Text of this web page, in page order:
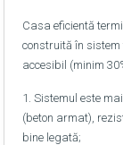
Casa eficientă
construită în
accesibil (minim
1. Sistemul este
(beton armat),
bine legată;